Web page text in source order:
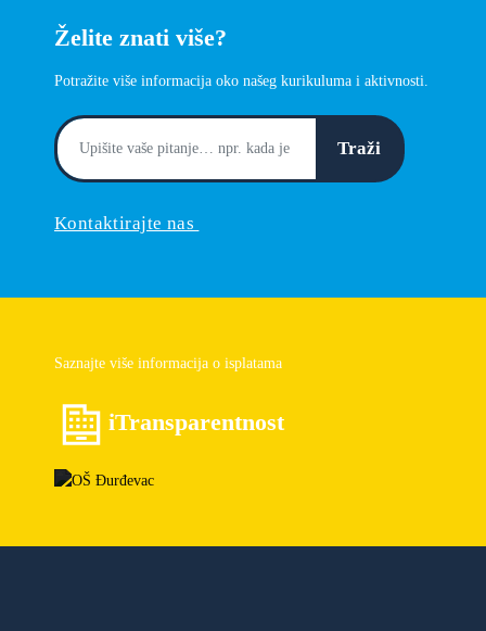
Želite znati više?
Potražite više informacija oko našeg kurikuluma i aktivnosti.
Traži
Kontaktirajte nas
Saznajte više informacija o isplatama
iTransparentnost